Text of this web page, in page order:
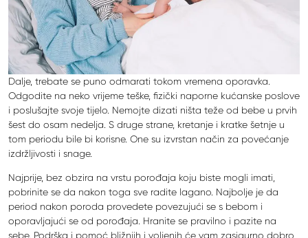
Dalje, trebate se puno odmarati tokom vremena oporavka.
Odgodite na neko vrijeme teške, fizički naporne kućanske poslove
i poslušajte svoje tijelo. Nemojte dizati ništa teže od bebe u prvih
šest do osam nedelja. S druge strane, kretanje i kratke šetnje u
tom periodu bile bi korisne. One su izvrstan način za povećanje
izdržljivosti i snage.
Najprije, bez obzira na vrstu porođaja koju biste mogli imati,
pobrinite se da nakon toga sve radite lagano. Najbolje je da
period nakon poroda provedete povezujući se s bebom i
oporavljajući se od porođaja. Hranite se pravilno i pazite na
sebe. Podrška i pomoć bližnjih i voljenih će vam zasigurno dobro